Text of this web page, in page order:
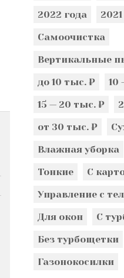
2022 года
Самоочистка
Вертикальные
до 10 тыс. ₽
10
15 — 20 тыс. ₽
от 30 тыс. ₽
Влажная уборка
Тонкие
С
Управление с
Для окон
С
Без турбощетки
Газонокосилки